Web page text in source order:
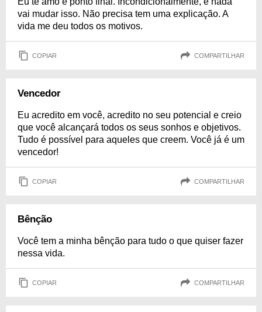
vai mudar isso. Não precisa tem uma explicação. A
vida me deu todos os motivos.
COPIAR COMPARTILHAR
Vencedor
Eu acredito em você, acredito no seu potencial e creio
que você alcançará todos os seus sonhos e objetivos.
Tudo é possível para aqueles que creem. Você já é um
vencedor!
COPIAR COMPARTILHAR
Bênção
Você tem a minha bênção para tudo o que quiser fazer
nessa vida.
COPIAR COMPARTILHAR